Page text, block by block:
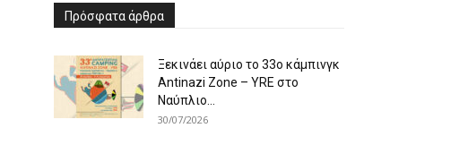
Πρόσφατα άρθρα
Ξεκινάει αύριο το 33ο κάμπινγκ
Antinazi Zone – YRE στο
Ναύπλιο...
30/07/2026